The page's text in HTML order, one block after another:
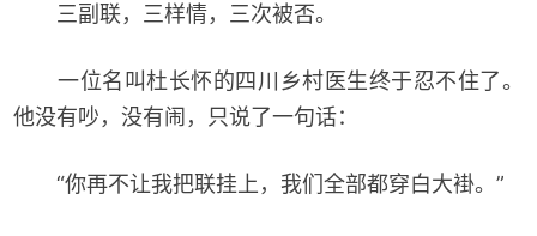
三副联，三样情，三次被否。
一位名叫杜长怀的四川乡村医生终于忍不住了。
他没有吵，没有闹，只说了一句话：
“你再不让我把联挂上，我们全部都穿白大褂。”